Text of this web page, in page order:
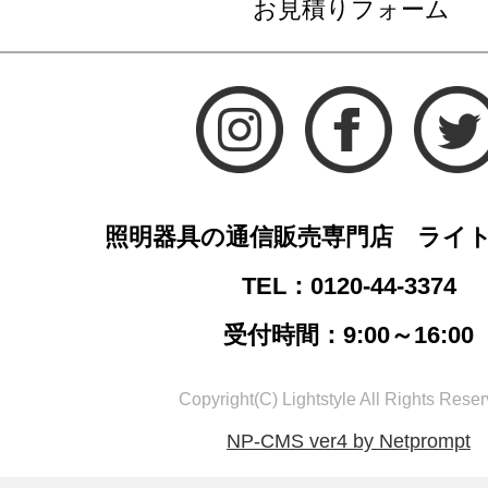
お見積りフォーム
照明器具の通信販売専門店 ライ
TEL：0120-44-3374
受付時間：9:00～16:00
Copyright(C) Lightstyle All Rights
NP-CMS ver4 by Netprompt